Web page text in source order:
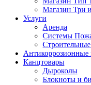
Магазин Три
Услуги
Аренда
Системы
Канцтовары
Дыроколы
Блокноты и